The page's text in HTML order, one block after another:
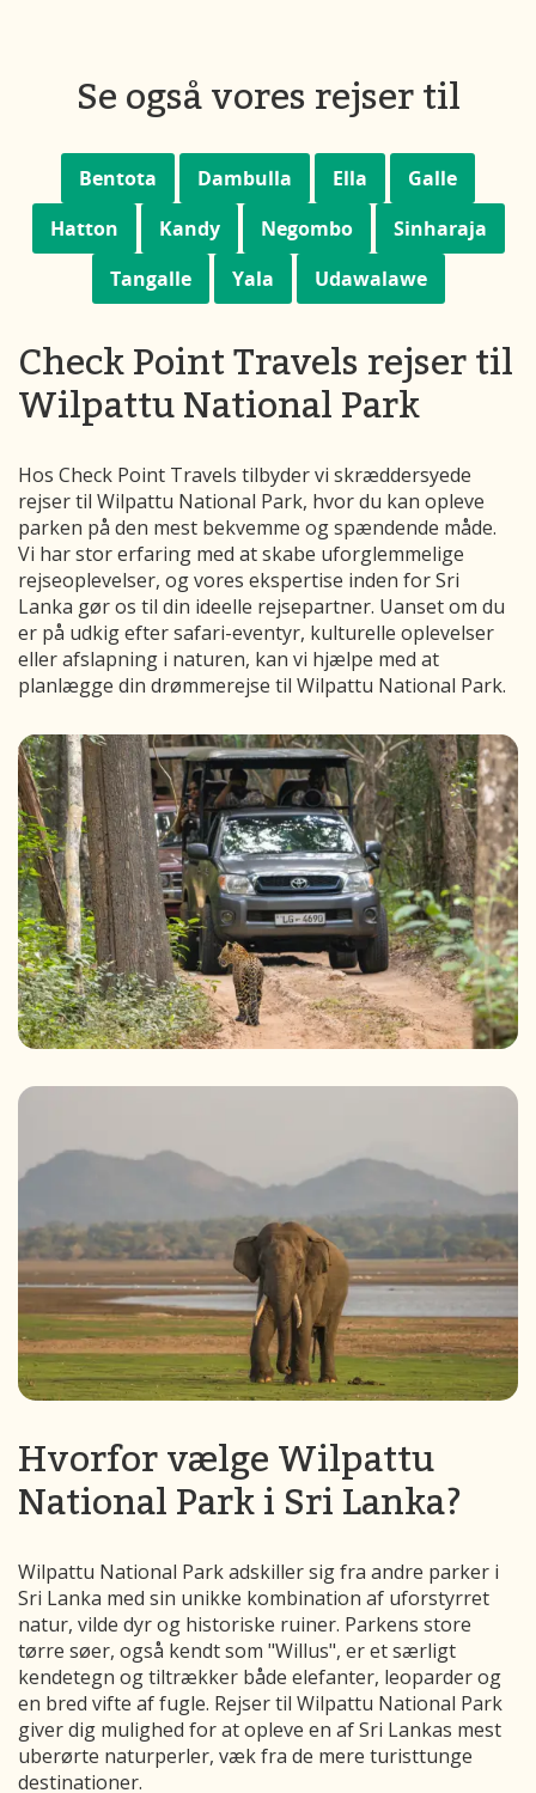
Se også vores rejser til
Bentota Dambulla Ella
Galle
Hatton
Kandy Negombo
Sinharaja
Tangalle
Yala Udawalawe
Check Point Travels rejser til
Wilpattu National Park
Hos Check Point Travels tilbyder vi skræddersyede
rejser til Wilpattu National Park, hvor du kan opleve
parken på den mest bekvemme og spændende måde.
Vi har stor erfaring med at skabe uforglemmelige
rejseoplevelser, og vores ekspertise inden for Sri
Lanka gør os til din ideelle rejsepartner. Uanset om du
er på udkig efter safari-eventyr, kulturelle oplevelser
eller afslapning i naturen, kan vi hjælpe med at
planlægge din drømmerejse til Wilpattu National Park.
Hvorfor vælge Wilpattu
National Park i Sri Lanka?
Wilpattu National Park adskiller sig fra andre parker i
Sri Lanka med sin unikke kombination af uforstyrret
natur, vilde dyr og historiske ruiner. Parkens store
tørre søer, også kendt som "Willus", er et særligt
kendetegn og tiltrækker både elefanter, leoparder og
en bred vifte af fugle. Rejser til Wilpattu National Park
giver dig mulighed for at opleve en af Sri Lankas mest
uberørte naturperler, væk fra de mere turisttunge
destinationer.